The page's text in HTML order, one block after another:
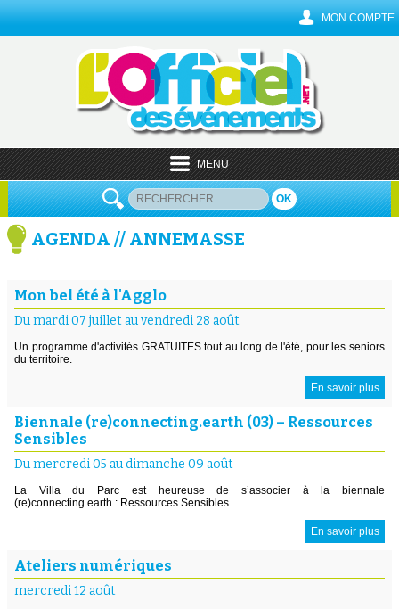
MON COMPTE
MENU
OK
AGENDA // ANNEMASSE
Mon bel été à l'Agglo
Du mardi 07 juillet au vendredi 28 août
Un programme d'activités GRATUITES tout au long de l'été, pour les seniors
du territoire.
En savoir plus
Biennale (re)connecting.earth (03) – Ressources
Sensibles
Du mercredi 05 au dimanche 09 août
La Villa du Parc est heureuse de s’associer à la biennale
(re)connecting.earth : Ressources Sensibles.
En savoir plus
Ateliers numériques
mercredi 12 août